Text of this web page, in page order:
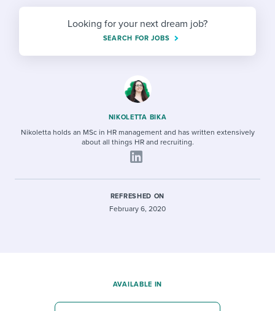
Establishing an employer brand
HR terms
Looking for your next dream job?
SEARCH FOR JOBS
NIKOLETTA BIKA
Nikoletta holds an MSc in HR management and has written extensively
about all things HR and recruiting.
REFRESHED ON
February 6, 2020
AVAILABLE IN